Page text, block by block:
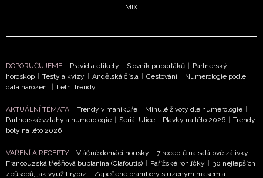
MIX
DOPORUČUJEME Pravidla etikety | Slovník puberťáků | Partnerský
horoskop | Testy a kvízy | Andělská čísla | Cestování | Numerologie podle
data narození | Letní trendy
AKTUÁLNÍ TÉMATA Trendy v manikúře | Minulé životy dle numerologie |
Partnerské vztahy a numerologie | Seriál Ulice | Plavky na léto 2026 | Trendy
boty na léto 2026
VAŘENÍ A RECEPTY Vláčné domácí housky | 7 receptů na salátové zálivky |
Francouzská třešňová bublanina (Clafoutis) | Pařížské rohlíčky | 30 nejlepších
způsobů, jak využít rybíz | Zapečené brambory s uzeným masem a